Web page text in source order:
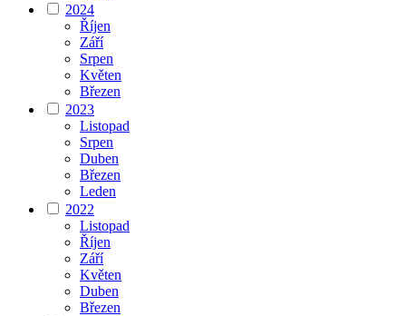
2024
Říjen
Září
Srpen
Květen
Březen
2023
Listopad
Srpen
Duben
Březen
Leden
2022
Listopad
Říjen
Září
Květen
Duben
Březen